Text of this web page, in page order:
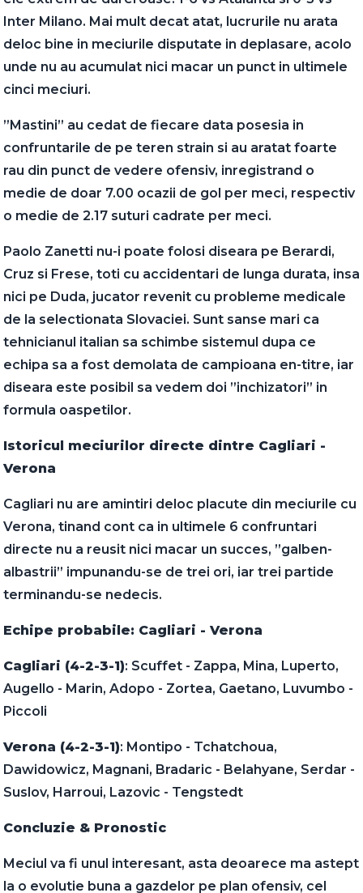
Inter Milano. Mai mult decat atat, lucrurile nu arata
deloc bine in meciurile disputate in deplasare, acolo
unde nu au acumulat nici macar un punct in ultimele
cinci meciuri.
”Mastini” au cedat de fiecare data posesia in
confruntarile de pe teren strain si au aratat foarte
rau din punct de vedere ofensiv, inregistrand o
medie de doar 7.00 ocazii de gol per meci, respectiv
o medie de 2.17 suturi cadrate per meci.
Paolo Zanetti nu-i poate folosi diseara pe Berardi,
Cruz si Frese, toti cu accidentari de lunga durata, insa
nici pe Duda, jucator revenit cu probleme medicale
de la selectionata Slovaciei. Sunt sanse mari ca
tehnicianul italian sa schimbe sistemul dupa ce
echipa sa a fost demolata de campioana en-titre, iar
diseara este posibil sa vedem doi ”inchizatori” in
formula oaspetilor.
Istoricul meciurilor directe dintre Cagliari -
Verona
Cagliari nu are amintiri deloc placute din meciurile cu
Verona, tinand cont ca in ultimele 6 confruntari
directe nu a reusit nici macar un succes, ”galben-
albastrii” impunandu-se de trei ori, iar trei partide
terminandu-se nedecis.
Echipe probabile: Cagliari - Verona
Cagliari (4-2-3-1): Scuffet - Zappa, Mina, Luperto,
Augello - Marin, Adopo - Zortea, Gaetano, Luvumbo -
Piccoli
Verona (4-2-3-1): Montipo - Tchatchoua,
Dawidowicz, Magnani, Bradaric - Belahyane, Serdar -
Suslov, Harroui, Lazovic - Tengstedt
Concluzie & Pronostic
Meciul va fi unul interesant, asta deoarece ma astept
la o evolutie buna a gazdelor pe plan ofensiv, cel